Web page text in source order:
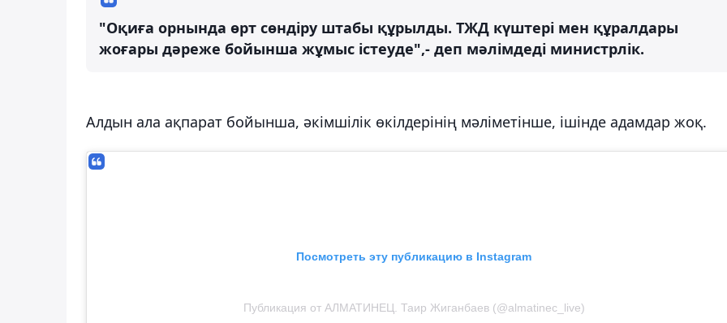
"Оқиға орнында өрт сөндіру штабы құрылды. ТЖД күштері мен құралдары
жоғары дәреже бойынша жұмыс істеуде",- деп мәлімдеді министрлік.
Алдын ала ақпарат бойынша, әкімшілік өкілдерінің мәліметінше, ішінде адамдар жоқ.
Посмотреть эту публикацию в Instagram
Публикация от АЛМАТИНЕЦ. Таир Жиганбаев (@almatinec_live)